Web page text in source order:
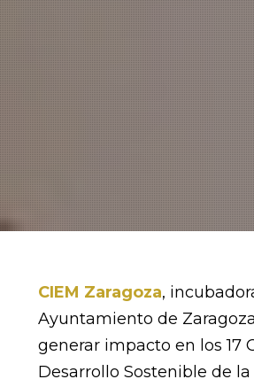
CIEM Zaragoza,
Ayuntamiento de
generar impacto en los 17
Desarrollo Sostenible de la